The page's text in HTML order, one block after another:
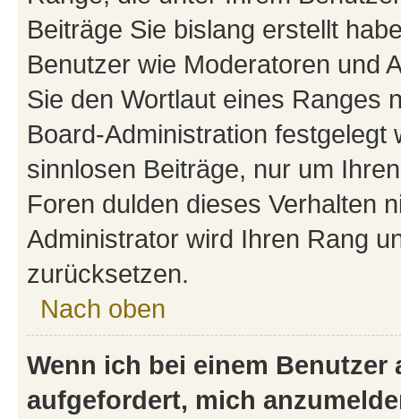
Beiträge Sie bislang erstellt
Benutzer wie Moderatoren und
Sie den Wortlaut eines Ranges
Board-Administration
sinnlosen Beiträge, nur um
Foren dulden dieses Verhalten
Administrator wird Ihren Rang
zurücksetzen.
Nach oben
Wenn ich bei einem
aufgefordert, mich